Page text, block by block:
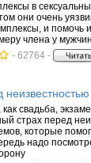
в
они очень
и помочь
члена у
- 62764 -
неизвестностью
свадьба,
страх перед
которые
надо